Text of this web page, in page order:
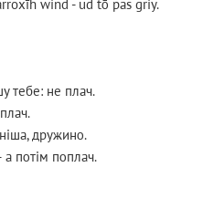
wind - ud tō pas griy.
тебе: не плач.
дружино.
потім поплач.